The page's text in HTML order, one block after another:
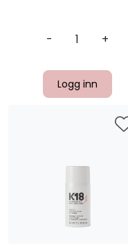
- +
Logg inn